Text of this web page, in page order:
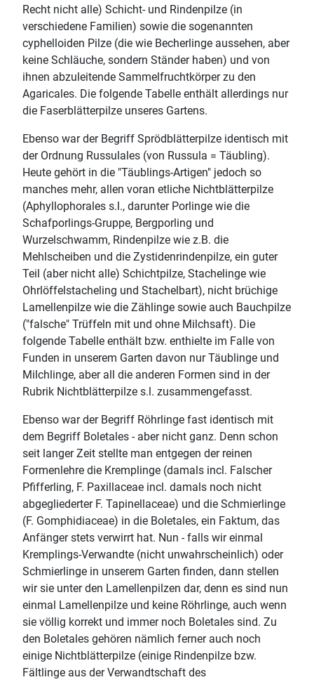
Recht nicht alle) Schicht- und Rindenpilze (in
verschiedene Familien) sowie die sogenannten
cyphelloiden Pilze (die wie Becherlinge aussehen, aber
keine Schläuche, sondern Ständer haben) und von
ihnen abzuleitende Sammelfruchtkörper zu den
Agaricales. Die folgende Tabelle enthält allerdings nur
die Faserblätterpilze unseres Gartens.
Ebenso war der Begriff Sprödblätterpilze identisch mit
der Ordnung Russulales (von Russula = Täubling).
Heute gehört in die "Täublings-Artigen" jedoch so
manches mehr, allen voran etliche Nichtblätterpilze
(Aphyllophorales s.l., darunter Porlinge wie die
Schafporlings-Gruppe, Bergporling und
Wurzelschwamm, Rindenpilze wie z.B. die
Mehlscheiben und die Zystidenrindenpilze, ein guter
Teil (aber nicht alle) Schichtpilze, Stachelinge wie
Ohrlöffelstacheling und Stachelbart), nicht brüchige
Lamellenpilze wie die Zählinge sowie auch Bauchpilze
("falsche" Trüffeln mit und ohne Milchsaft). Die
folgende Tabelle enthält bzw. enthielte im Falle von
Funden in unserem Garten davon nur Täublinge und
Milchlinge, aber all die anderen Formen sind in der
Rubrik Nichtblätterpilze s.l. zusammengefasst.
Ebenso war der Begriff Röhrlinge fast identisch mit
dem Begriff Boletales - aber nicht ganz. Denn schon
seit langer Zeit stellte man entgegen der reinen
Formenlehre die Kremplinge (damals incl. Falscher
Pfifferling, F. Paxillaceae incl. damals noch nicht
abgegliederter F. Tapinellaceae) und die Schmierlinge
(F. Gomphidiaceae) in die Boletales, ein Faktum, das
Anfänger stets verwirrt hat. Nun - falls wir einmal
Kremplings-Verwandte (nicht unwahrscheinlich) oder
Schmierlinge in unserem Garten finden, dann stellen
wir sie unter den Lamellenpilzen dar, denn es sind nun
einmal Lamellenpilze und keine Röhrlinge, auch wenn
sie völlig korrekt und immer noch Boletales sind. Zu
den Boletales gehören nämlich ferner auch noch
einige Nichtblätterpilze (einige Rindenpilze bzw.
Fältlinge aus der Verwandtschaft des